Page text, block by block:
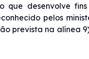
desenvolve
pelos
prevista na alínea